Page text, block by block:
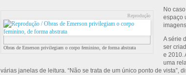
Reprodução
Obras de Emerson privilegiam o corpo feminino, de forma abstrata
No
espaço
A série
ser
e 2010.
uma
várias janelas de leitura. “Não se trata de um único ponto de vista”,